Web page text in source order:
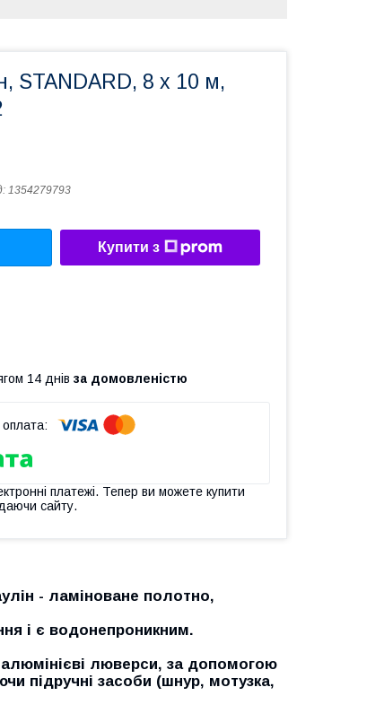
STANDARD, 8 х 10 м,
1354279793
Купити з
14 днів за домовленістю
платежі. Тепер ви можете купити
сайту.
- ламіноване полотно,
і є водонепроникним.
люверси, за допомогою
підручні засоби (шнур, мотузка,